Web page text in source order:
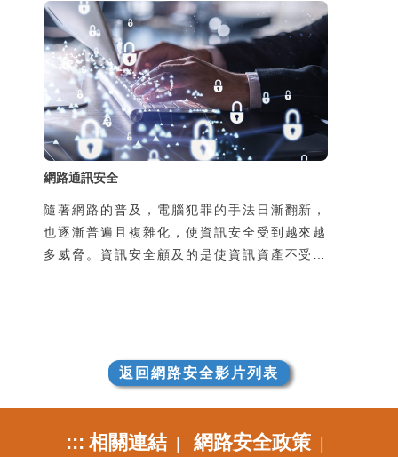
是私用或是經過公司網路管理人員保護，如今
透過手機在陌生的地方使用別人的線路上網，
可能導致通訊內容被竊聽，第二個原因是由於
使用了惡意的App卻不瞭解其風險，也可能導
致個資外洩，並且可能導致本人手機的發話或
簡訊功能被盜用，所
網路通訊安全
隨著網路的普及，電腦犯罪的手法日漸翻新，
也逐漸普遍且複雜化，使資訊安全受到越來越
多威脅。資訊安全顧及的是使資訊資產不受到
解並培養良好的使用習慣是很重要的。
返回網路安全影片列表
::: 相關連結| 網路安全政策|